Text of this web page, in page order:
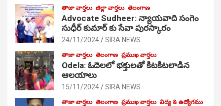
తాజా వార్తలు జిల్లా వార్తలు తెలంగాణ
Advocate Sudheer: న్యాయవాది సంగెం
సుధీర్ కుమార్ కు సేవా పురస్కారం
24/11/2024 SIRA NEWS
తాజా వార్తలు తెలంగాణ ప్రముఖ వార్తలు
Odela: ఓదెల‌లో భక్తులతో కిటకిటలాడిన
ఆల‌యాలు
15/11/2024 SIRA NEWS
తాజా వార్తలు తెలంగాణ ప్రముఖ వార్తలు విద్య & ఉద్యోగము